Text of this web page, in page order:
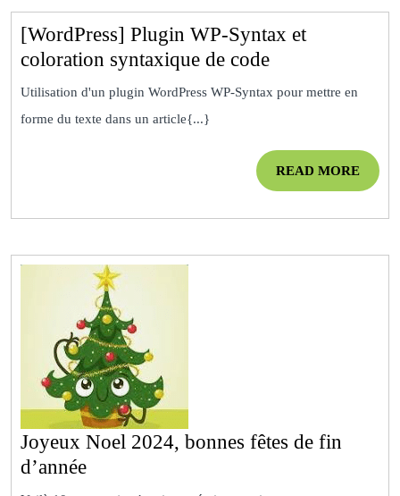
de
hiérarchie
[WordPress] Plugin WP-Syntax et
coloration syntaxique de code[WordPress]
et
coloration
code
Utilisation d'un plugin WordPress WP-Syntax pour mettre en
forme du texte dans un article{...}
READ MOREREAD
MORE
Joyeux Noel 2024, bonnes fêtes de fin
d’annéeJoyeux
Noel